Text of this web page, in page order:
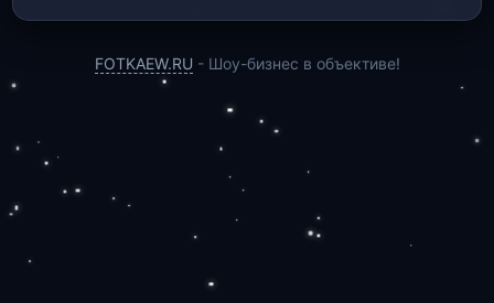
FOTKAEW.RU - Шоу-бизнес в объективе!